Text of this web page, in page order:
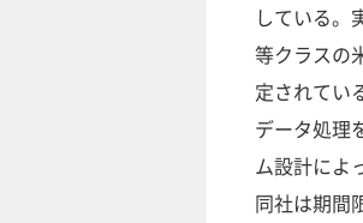
している。
等クラスの
定されてい
データ処理
ム設計によ
同社は期間